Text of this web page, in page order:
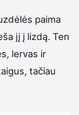
paima
jį į lizdą. Ten
lervas ir
tačiau